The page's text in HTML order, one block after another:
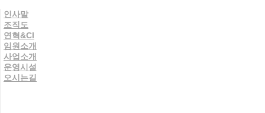
인사말
조직도
연혁&CI
임원소개
사업소개
운영시설
오시는길